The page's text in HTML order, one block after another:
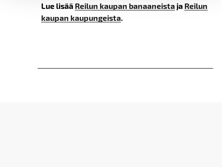
Lue lisää Reilun kaupan banaaneistaja Reilun
kaupan kaupungeista.